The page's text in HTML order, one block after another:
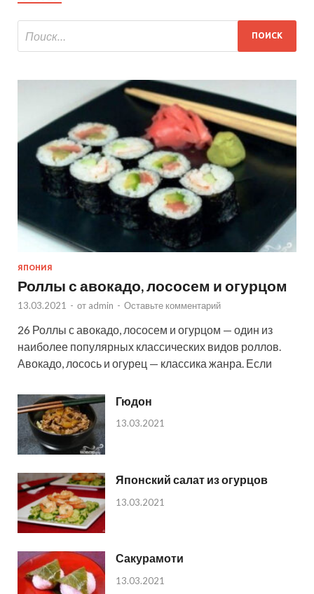
ЯПОНИЯ
Роллы с авокадо, лососем и огурцом
13.03.2021 - от admin - Оставьте комментарий
26 Роллы с авокадо, лососем и огурцом — один из
наиболее популярных классических видов роллов.
Авокадо, лосось и огурец — классика жанра. Если
Гюдон
13.03.2021
Японский салат из огурцов
13.03.2021
Сакурамоти
13.03.2021